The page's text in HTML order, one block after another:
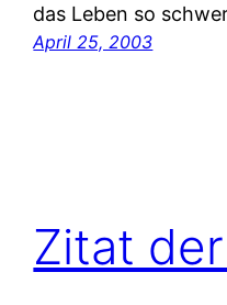
das Leben so
April 25, 2003
Zitat